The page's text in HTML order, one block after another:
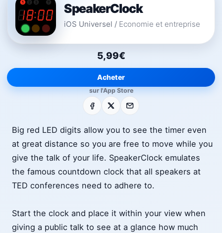
SpeakerClock
iOS Universel / Economie et entreprise
5,99€
Acheter
sur l'App Store
Facebook E-mail
Big red LED digits allow you to see the timer even
at great distance so you are free to move while you
give the talk of your life. SpeakerClock emulates
the famous countdown clock that all speakers at
TED conferences need to adhere to.
Start the clock and place it within your view when
giving a public talk to see at a glance how much